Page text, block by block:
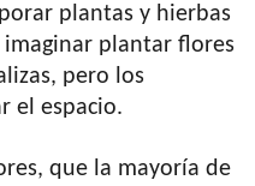
plantas y hierbas
plantar flores
pero los
el espacio.
que la mayoría de